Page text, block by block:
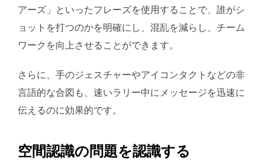
アーズ」といったフレーズを使用することで、誰がシ
ョットを打つのかを明確にし、混乱を減らし、チーム
ワークを向上させることができます。
さらに、手のジェスチャーやアイコンタクトなどの非
言語的な合図も、速いラリー中にメッセージを迅速に
伝えるのに効果的です。
空間認識の問題を認識する